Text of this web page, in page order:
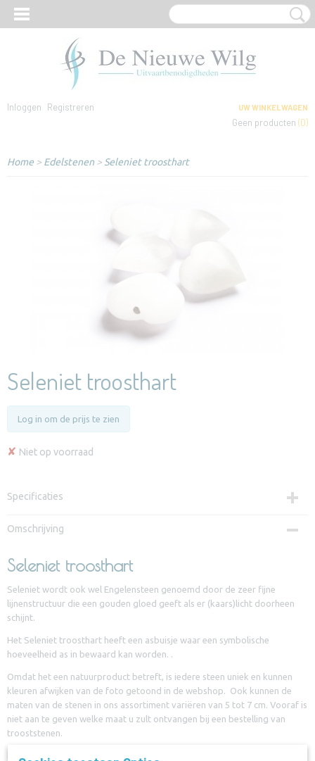
Inloggen Registreren UW WINKELWAGEN
Geen producten (0)
Home > Edelstenen > Seleniet troosthart
Seleniet troosthart
Log in om de prijs te zien
✘ Niet op voorraad
Specificaties
Productcode
TST90030
Omschrijving
Seleniet troosthart
Seleniet wordt ook wel Engelensteen genoemd door de zeer fijne
lijnenstructuur die een gouden gloed geeft als er (kaars)licht doorheen
schijnt.
Het Seleniet troosthart heeft een asbuisje waar een symbolische
hoeveelheid as in bewaard kan worden. .
Omdat het een natuurproduct betreft, is iedere steen uniek en kunnen
kleuren afwijken van de foto getoond in de webshop. Ook kunnen de
maten van de stenen in ons assortiment variëren van 5 tot 7 cm. Vooraf is
niet aan te geven welke maat u zult ontvangen bij een bestelling van
trooststenen.